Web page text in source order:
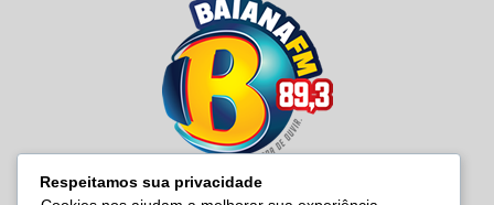
Respeitamos sua privacidade